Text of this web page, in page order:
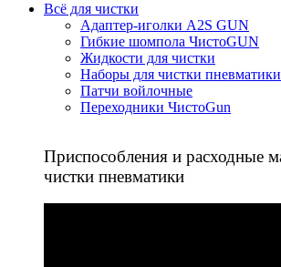
Всё для чистки
Адаптер-иголки A2S GUN
Гибкие шомпола ЧистоGUN
Жидкости для чистки
Наборы для чистки пневматики
Патчи войлочные
Переходники ЧистоGun
Приспособления и расходные
чистки пневматики